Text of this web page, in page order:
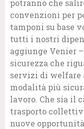
potranno che
convenzioni per
tamponi su base
tutti i nostri
aggiunge Venier
sicurezza che
servizi di welfare
modalità più
lavoro. Che sia il
trasporto
nuove